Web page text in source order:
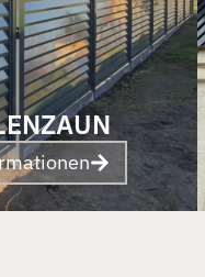
PS Nach Fertigstellung,
sogar noch ein
Honig. Danke auch